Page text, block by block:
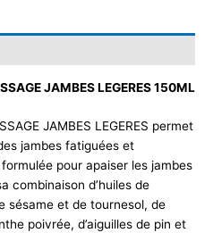
JAMBES LEGERES 150ML
JAMBES LEGERES permet
jambes fatiguées et
pour apaiser les jambes
combinaison d’huiles de
sésame et de tournesol, de
poivrée, d’aiguilles de pin et